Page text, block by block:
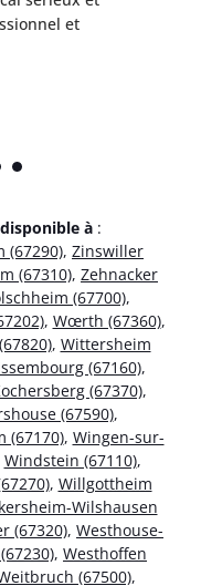
et
à :
(67290), Zinswiller
(67310), Zehnacker
(67700),
, Wœrth (67360),
, Wittersheim
(67160),
(67370),
(67590),
(67170), Wingen-sur-
Windstein (67110),
, Willgottheim
Wilshausen
(67320), Westhouse-
, Westhoffen
(67500),